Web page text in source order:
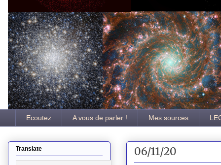
Ecoutez A vous de parler ! Mes sources
06/11/20
Translate